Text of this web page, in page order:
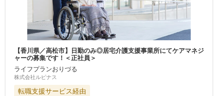
【香川県／高松市】日勤のみ◎居宅介護支援事業所にてケアマネジ
ャーの募集です！＜正社員＞
ライフプランおりづる
株式会社ルピナス
転職支援サービス経由